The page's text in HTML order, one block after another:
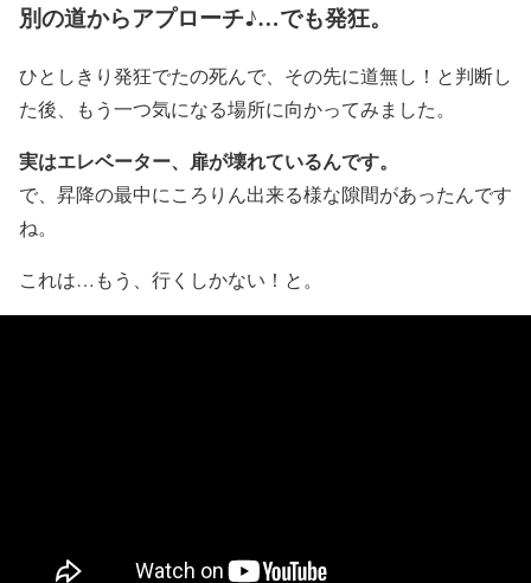
別の道からアプローチ♪…でも発狂。
ひとしきり発狂でたの死んで、その先に道無し！と判断し
た後、もう一つ気になる場所に向かってみました。
実はエレベーター、扉が壊れているんです。
で、昇降の最中にころりん出来る様な隙間があったんです
ね。
これは…もう、行くしかない！と。